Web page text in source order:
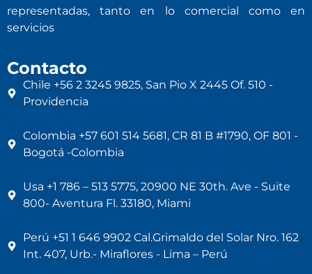
representadas, tanto en lo comercial como en
servicios
Contacto
Chile +56 2 3245 9825, San Pio X 2445 Of. 510 -
Providencia
Colombia +57 601 514 5681, CR 81 B #1790, OF 801 -
Bogotá -Colombia
Usa +1 786 – 513 5775, 20900 NE 30th. Ave - Suite
800- Aventura Fl. 33180, Miami
Perú +51 1 646 9902 Cal.Grimaldo del Solar Nro. 162
Int. 407, Urb.- Miraflores - Lima – Perú